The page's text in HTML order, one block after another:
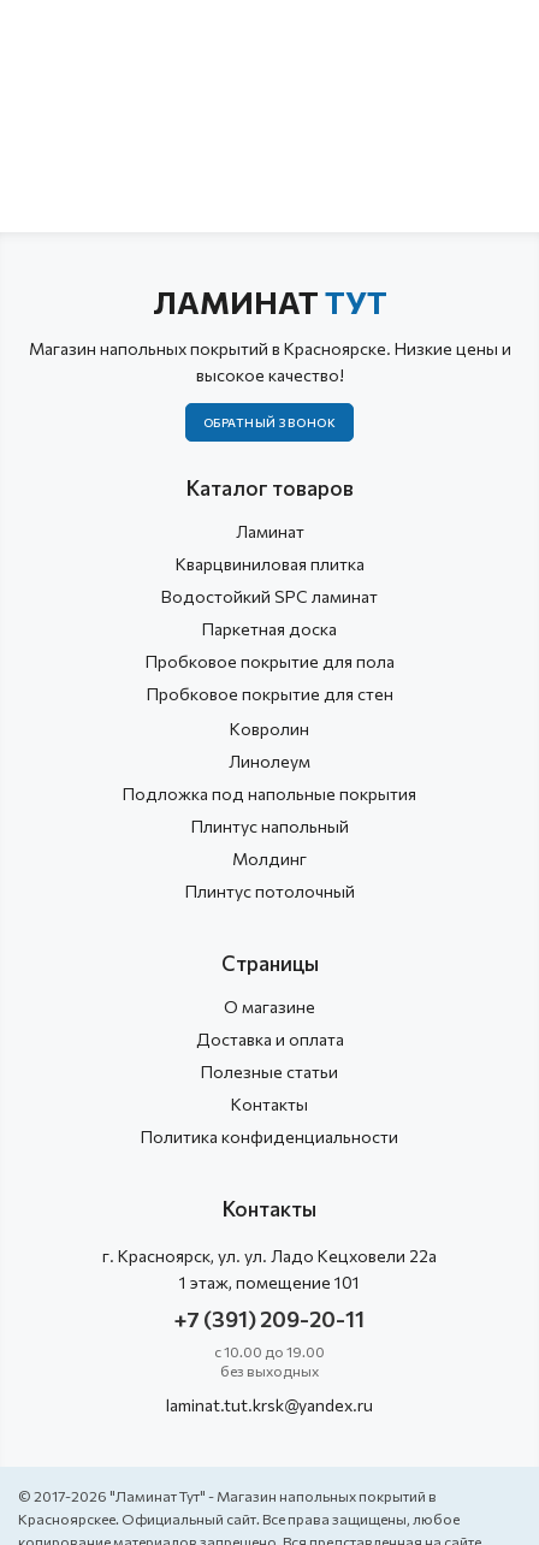
ЛАМИНАТТУТ
Магазин напольных покрытий в Красноярске. Низкие цены и
высокое качество!
ОБРАТНЫЙ ЗВОНОК
Каталог товаров
Ламинат
Кварцвиниловая плитка
Водостойкий SPC ламинат
Паркетная доска
Пробковое покрытие для пола
Пробковое покрытие для стен
Ковролин
Линолеум
Подложка под напольные покрытия
Плинтус напольный
Молдинг
Плинтус потолочный
Страницы
О магазине
Доставка и оплата
Полезные статьи
Контакты
Политика конфиденциальности
Контакты
г. Красноярск, ул. ул. Ладо Кецховели 22а
1 этаж, помещение 101
+7 (391) 209-20-11
с 10.00 до 19.00
без выходных
laminat.tut.krsk@yandex.ru
© 2017-2026 "Ламинат Тут" - Магазин напольных покрытий в
Красноярскее. Официальный сайт. Все права защищены, любое
копирование материалов запрещено. Вся представленная на сайте